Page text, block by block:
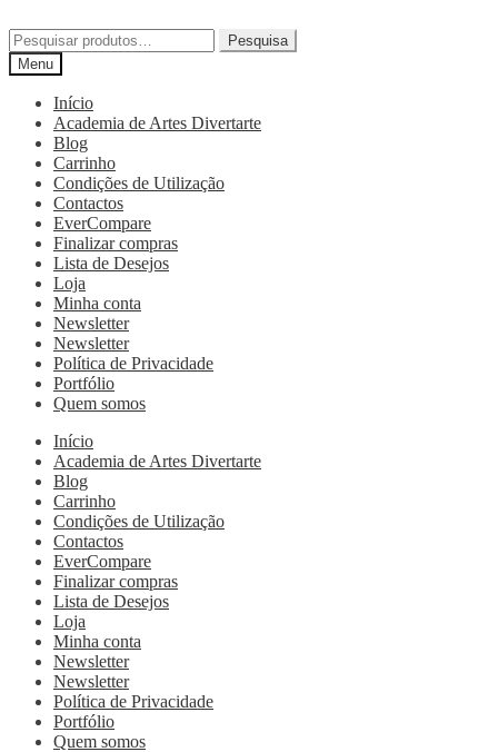
Pesquisa
Menu
Início
Academia de Artes Divertarte
Blog
Carrinho
Condições de Utilização
Contactos
EverCompare
Finalizar compras
Lista de Desejos
Loja
Minha conta
Newsletter
Newsletter
Política de Privacidade
Portfólio
Quem somos
Início
Academia de Artes Divertarte
Blog
Carrinho
Condições de Utilização
Contactos
EverCompare
Finalizar compras
Lista de Desejos
Loja
Minha conta
Newsletter
Newsletter
Política de Privacidade
Portfólio
Quem somos